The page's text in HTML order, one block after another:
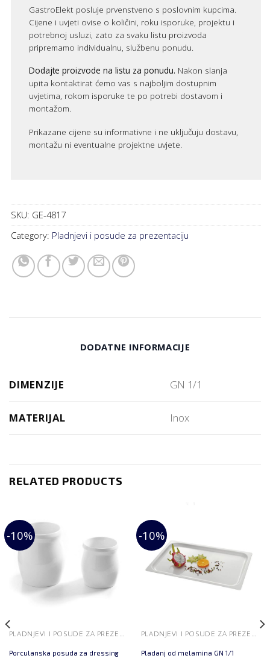
GastroElekt posluje prvenstveno s poslovnim kupcima.
Cijene i uvjeti ovise o količini, roku isporuke, projektu i
potrebnoj usluzi, zato za svaku listu proizvoda
pripremamo individualnu, službenu ponudu.
Dodajte proizvode na listu za ponudu. Nakon slanja
upita kontaktirat ćemo vas s najboljim dostupnim
uvjetima, rokom isporuke te po potrebi dostavom i
montažom.
Prikazane cijene su informativne i ne uključuju dostavu,
montažu ni eventualne projektne uvjete.
SKU: GE-4817
Category: Pladnjevi i posude za prezentaciju
DODATNE INFORMACIJE
DIMENZIJE GN 1/1
MATERIJAL Inox
RELATED PRODUCTS
-10%
PLADNJEVI I POSUDE ZA PREZENTACIJU
Porculanska posuda za dressing
-10%
PLADNJEVI I POSUDE ZA PREZENTACIJU
Pladanj od melamina GN 1/1